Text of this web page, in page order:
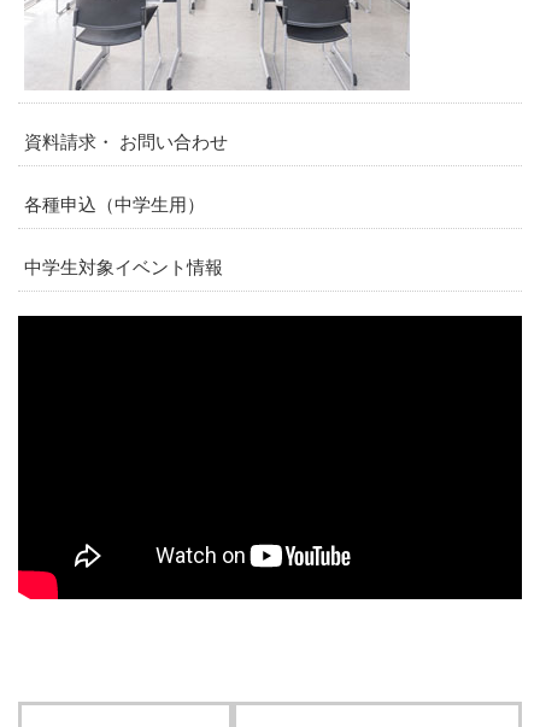
資料請求・ お問い合わせ
各種申込（中学生用）
中学生対象イベント情報